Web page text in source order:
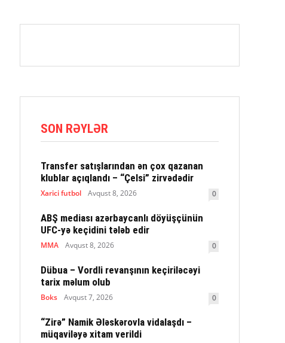
SON RƏYLƏR
Transfer satışlarından ən çox qazanan
klublar açıqlandı – “Çelsi” zirvədədir
Xarici futbol Avqust 8, 2026 0
ABŞ mediası azərbaycanlı döyüşçünün
UFC-yə keçidini tələb edir
MMA Avqust 8, 2026 0
Dübua – Vordli revanşının keçiriləcəyi
tarix məlum olub
Boks Avqust 7, 2026 0
“Zirə” Namik Ələskərovla vidalaşdı –
müqaviləyə xitam verildi